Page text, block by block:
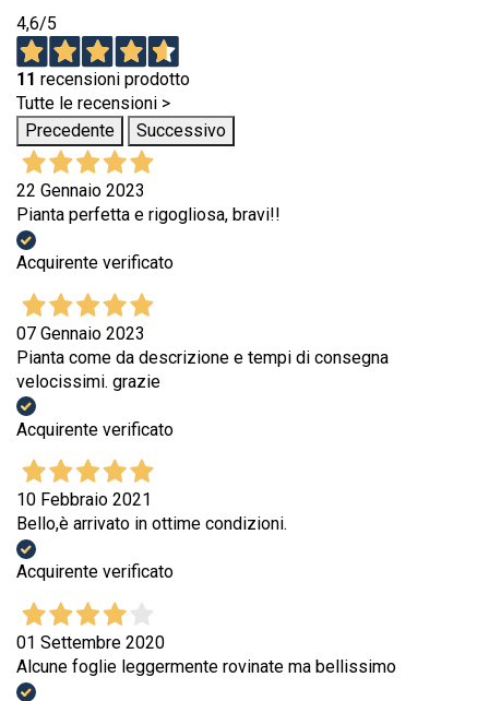
4,6/5
11 recensioni prodotto
Tutte le recensioni >
Precedente
Successivo
22 Gennaio 2023
Pianta perfetta e rigogliosa, bravi!!
Acquirente verificato
07 Gennaio 2023
Pianta come da descrizione e tempi di consegna
velocissimi. grazie
Acquirente verificato
10 Febbraio 2021
Bello,è arrivato in ottime condizioni.
Acquirente verificato
01 Settembre 2020
Alcune foglie leggermente rovinate ma bellissimo